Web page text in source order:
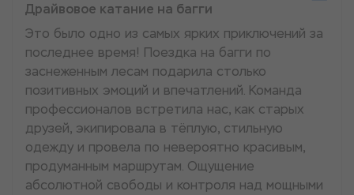
Драйвовое катание на багги
Это было одно из самых ярких приключений за
последнее время! Поездка на багги по
заснеженным лесам подарила столько
позитивных эмоций и впечатлений. Команда
профессионалов встретила нас, как старых
друзей, экипировала в тёплую, стильную
одежду и провела по невероятно красивым,
продуманным маршрутам. Ощущение
абсолютной свободы и контроля над мощными